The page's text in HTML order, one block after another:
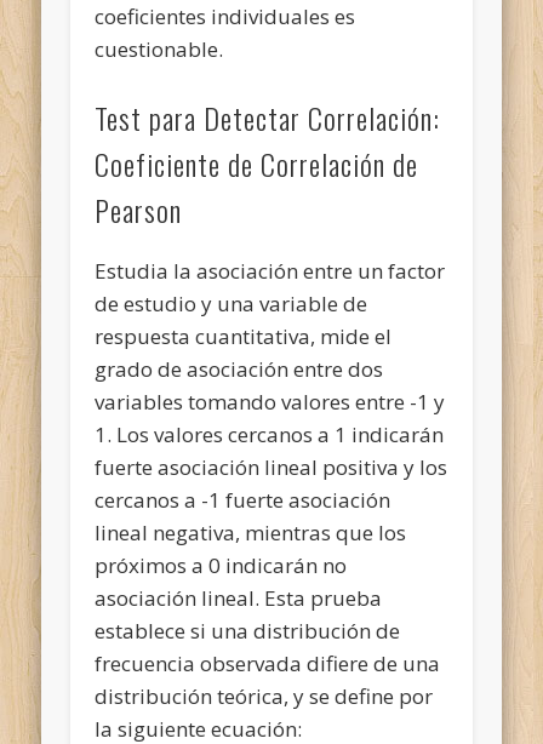
coeficientes individuales es
cuestionable.
Test para Detectar Correlación:
Coeficiente de Correlación de
Pearson
Estudia la asociación entre un factor
de estudio y una variable de
respuesta cuantitativa, mide el
grado de asociación entre dos
variables tomando valores entre -1 y
1. Los valores cercanos a 1 indicarán
fuerte asociación lineal positiva y los
cercanos a -1 fuerte asociación
lineal negativa, mientras que los
próximos a 0 indicarán no
asociación lineal. Esta prueba
establece si una distribución de
frecuencia observada difiere de una
distribución teórica, y se define por
la siguiente ecuación: